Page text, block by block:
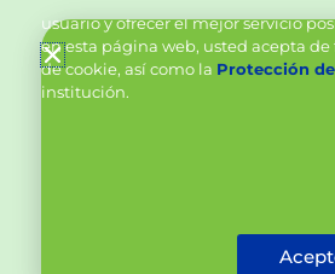
usuario y ofrecer el mejor servicio
en esta página web, usted acepta
de cookie, así como la Protección
institución.